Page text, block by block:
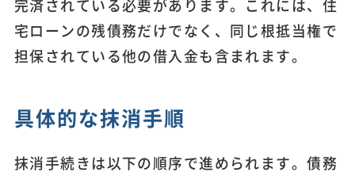
完済されている必要があります。これには、住
宅ローンの残債務だけでなく、同じ根抵当権で
担保されている他の借入金も含まれます。
具体的な抹消手順
抹消手続きは以下の順序で進められます。債務